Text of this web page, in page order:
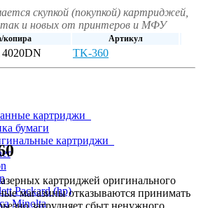
картриджи
бумаги
картриджи
Packard (hp)
Minolta
скупкой (покупкой) картриджей,
и новых от принтеров и МФУ
копира Артикул
4020DN TK-360
картриджей оригинального
магазины отказываются принимать